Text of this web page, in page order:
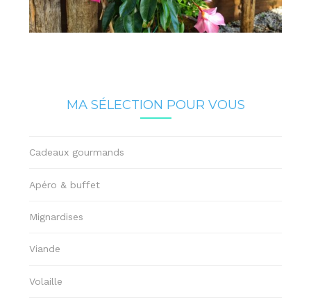
MA SÉLECTION POUR VOUS
Cadeaux gourmands
Apéro & buffet
Mignardises
Viande
Volaille